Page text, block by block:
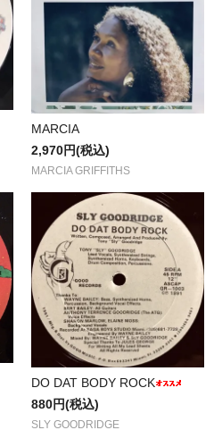
MARCIA
2,970円(税込)
MARCIA GRIFFITHS
DO DAT BODY ROCK
880円(税込)
SLY GOODRIDGE